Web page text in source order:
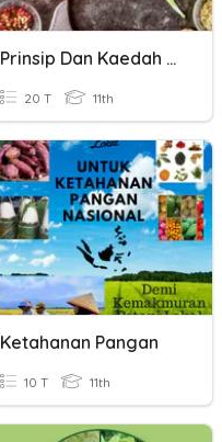
Prinsip Dan Kaedah Memasak
20 T 11th
Ketahanan Pangan
10 T 11th